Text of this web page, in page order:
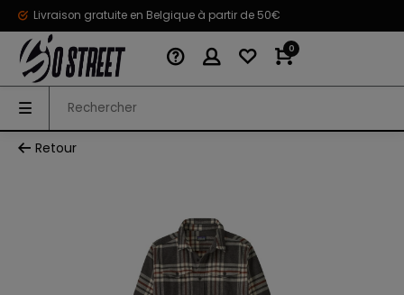
Livraison gratuite en Belgique à partir de 50€
0
Retour